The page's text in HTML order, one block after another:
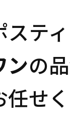
テ
ンの
せ